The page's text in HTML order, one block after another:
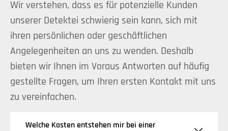
Wir verstehen, dass es für potenzielle Kunden
unserer Detektei schwierig sein kann, sich mit
ihren persönlichen oder geschäftlichen
Angelegenheiten an uns zu wenden. Deshalb
bieten wir Ihnen im Voraus Antworten auf häufig
gestellte Fragen, um Ihren ersten Kontakt mit uns
zu vereinfachen.
Welche Kosten entstehen mir bei einer